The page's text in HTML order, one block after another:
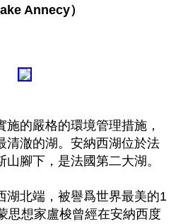
Annecy）
的嚴格的環境管理措施，
清澈的湖。安納西湖位於法
腳下，是法國第二大湖。
湖北端，被譽爲世界最美的1
思想家盧梭曾經在安納西度